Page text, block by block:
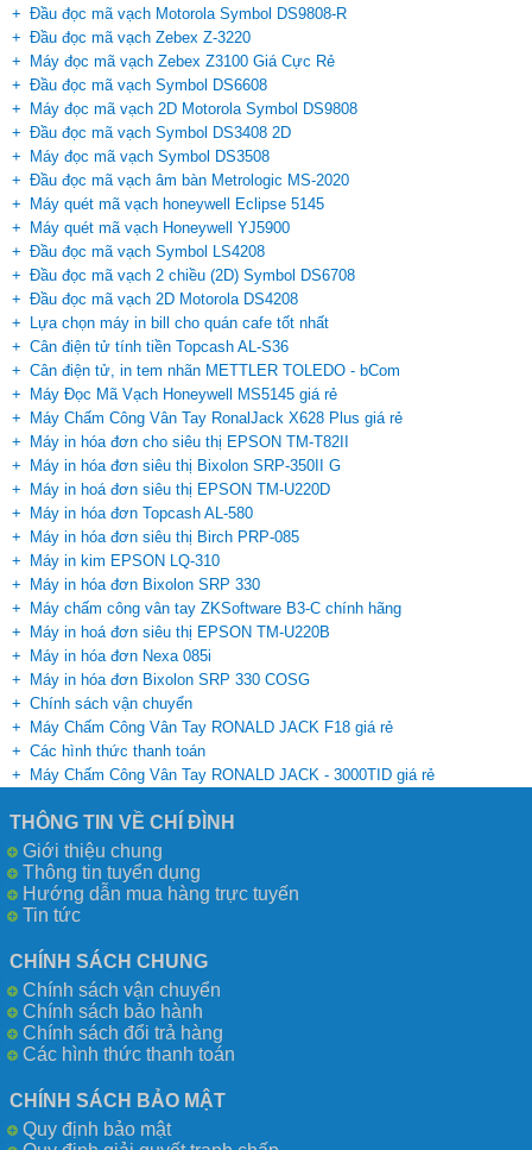
Đầu đọc mã vạch Motorola Symbol DS9808-R
Đầu đọc mã vạch Zebex Z-3220
Máy đọc mã vạch Zebex Z3100 Giá Cực Rẻ
Đầu đọc mã vạch Symbol DS6608
Máy đọc mã vạch 2D Motorola Symbol DS9808
Đầu đọc mã vạch Symbol DS3408 2D
Máy đọc mã vạch Symbol DS3508
Đầu đọc mã vạch âm bàn Metrologic MS-2020
Máy quét mã vạch honeywell Eclipse 5145
Máy quét mã vạch Honeywell YJ5900
Đầu đọc mã vạch Symbol LS4208
Đầu đọc mã vạch 2 chiều (2D) Symbol DS6708
Đầu đọc mã vạch 2D Motorola DS4208
Lựa chọn máy in bill cho quán cafe tốt nhất
Cân điện tử tính tiền Topcash AL-S36
Cân điện tử, in tem nhãn METTLER TOLEDO - bCom
Máy Đọc Mã Vạch Honeywell MS5145 giá rẻ
Máy Chấm Công Vân Tay RonalJack X628 Plus giá rẻ
Máy in hóa đơn cho siêu thị EPSON TM-T82II
Máy in hóa đơn siêu thị Bixolon SRP-350II G
Máy in hoá đơn siêu thị EPSON TM-U220D
Máy in hóa đơn Topcash AL-580
Máy in hóa đơn siêu thị Birch PRP-085
Máy in kim EPSON LQ-310
Máy in hóa đơn Bixolon SRP 330
Máy chấm công vân tay ZKSoftware B3-C chính hãng
Máy in hoá đơn siêu thị EPSON TM-U220B
Máy in hóa đơn Nexa 085i
Máy in hóa đơn Bixolon SRP 330 COSG
Chính sách vận chuyển
Máy Chấm Công Vân Tay RONALD JACK F18 giá rẻ
Các hình thức thanh toán
Máy Chấm Công Vân Tay RONALD JACK - 3000TID giá rẻ
THÔNG TIN VỀ CHÍ ĐÌNH
Giới thiệu chung
Thông tin tuyển dụng
Hướng dẫn mua hàng trực tuyến
Tin tức
CHÍNH SÁCH CHUNG
Chính sách vận chuyển
Chính sách bảo hành
Chính sách đổi trả hàng
Các hình thức thanh toán
CHÍNH SÁCH BẢO MẬT
Quy định bảo mật